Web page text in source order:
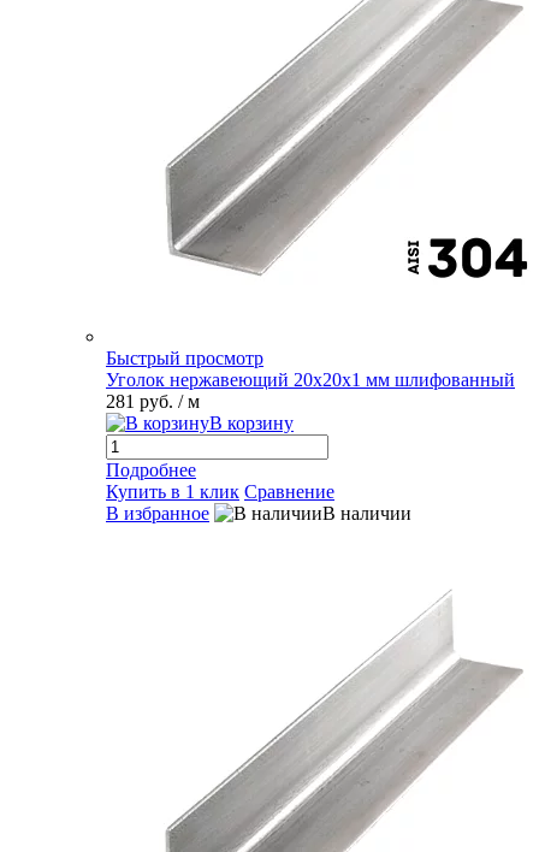
Быстрый просмотр
Уголок нержавеющий 20х20х1 мм шлифованный
281 руб. / м
В корзину
Подробнее
Купить в 1 клик Сравнение
В избранное
В наличии